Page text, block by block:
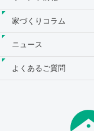
家づくりコラム
ニュース
よくあるご質問